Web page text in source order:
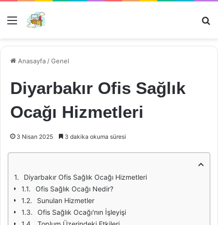
Menü
Anasayfa /Genel
Diyarbakır Ofis Sağlık
Ocağı Hizmetleri
3 Nisan 2025 3 dakika okuma süresi
Diyarbakır Ofis Sağlık Ocağı Hizmetleri
Ofis Sağlık Ocağı Nedir?
Sunulan Hizmetler
Ofis Sağlık Ocağı'nın İşleyişi